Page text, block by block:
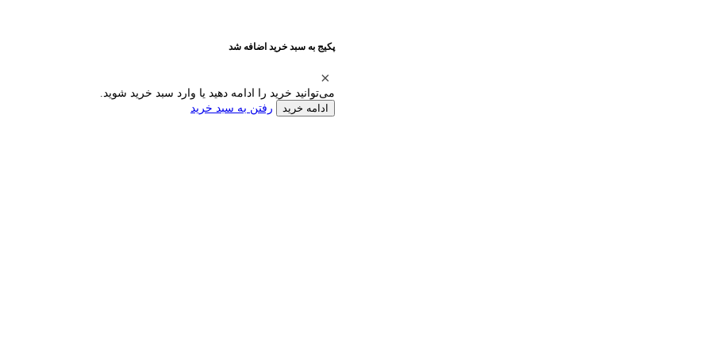
پکیج به سبد خرید اضافه شد
می‌توانید خرید را ادامه دهید یا وارد سبد خرید شوید.
ادامه خرید رفتن به سبد خرید